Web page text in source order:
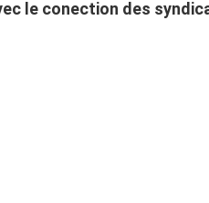
le conection des